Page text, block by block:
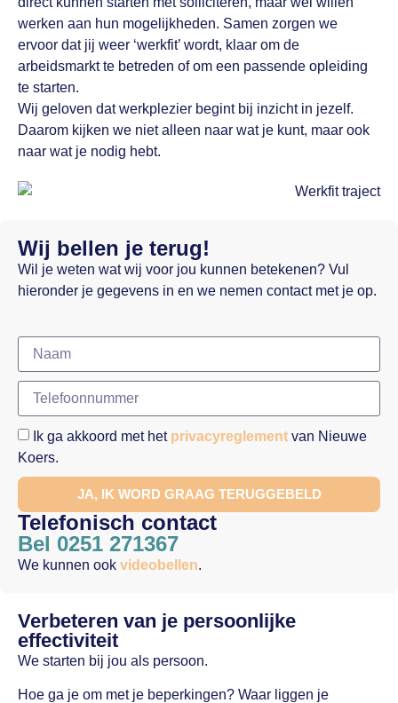
werken aan hun mogelijkheden. Samen zorgen we
ervoor dat jij weer ‘werkfit’ wordt, klaar om de
arbeidsmarkt te betreden of om een passende opleiding
te starten.
Wij geloven dat werkplezier begint bij inzicht in jezelf.
Daarom kijken we niet alleen naar wat je kunt, maar ook
naar wat je nodig hebt.
Verbeteren van je persoonlijke
effectiviteit
We starten bij jou als persoon.
Hoe ga je om met je beperkingen? Waar liggen je
Wij bellen je terug!
Wil je weten wat wij voor jou kunnen betekenen? Vul
hieronder je gegevens in en we nemen contact met je op.
Ik ga akkoord met het privacyreglement van Nieuwe
Koers.
JA, IK WORD GRAAG TERUGGEBELD
Telefonisch contact
Bel 0251 271367
We kunnen ook videobellen.